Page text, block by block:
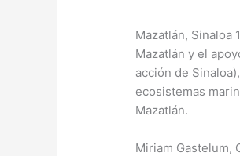
Mazatlán, Sinaloa
Mazatlán y el
acción de
ecosistemas
Mazatlán.
Miriam Gastelum,